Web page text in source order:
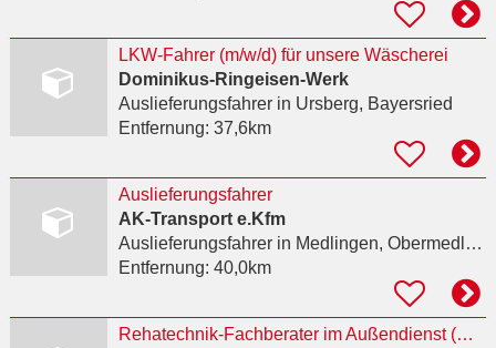
LKW-Fahrer (m/w/d) für unsere Wäscherei
Dominikus-Ringeisen-Werk
Auslieferungsfahrerin Ursberg, Bayersried
Entfernung: 37,6km
Auslieferungsfahrer
AK-Transport e.Kfm
Auslieferungsfahrerin Medlingen, Obermedlingen
Entfernung: 40,0km
Rehatechnik-Fachberater im Außendienst (m/w/d)